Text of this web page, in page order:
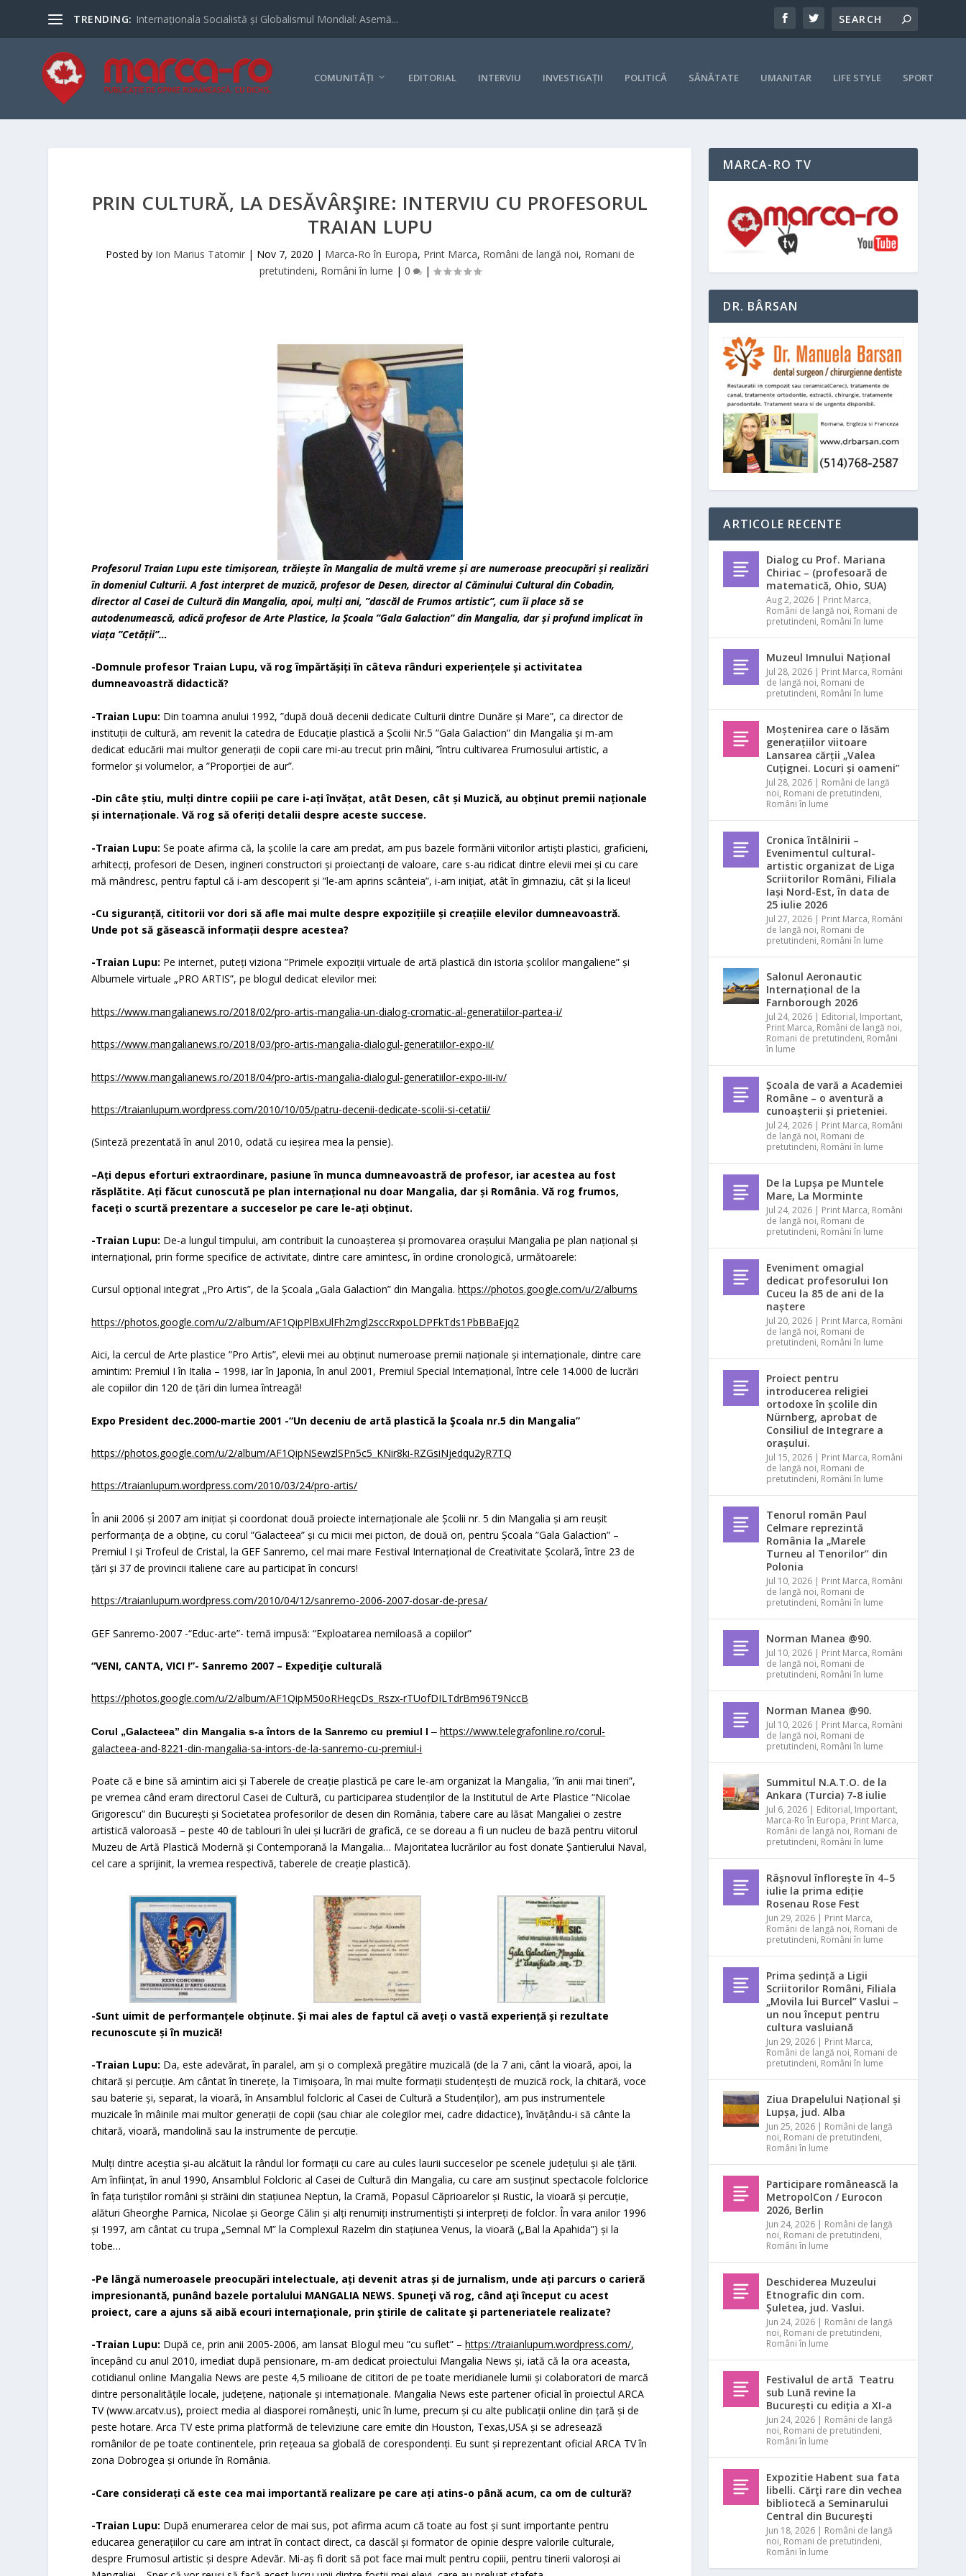
TRENDING: Internaționala Socialistă și Globalismul Mondial: Asemă...
COMUNITĂȚI EDITORIAL INTERVIU INVESTIGAȚII POLITICĂ SĂNĂTATE UMANITAR LIFE STYLE SPORT
PRIN CULTURĂ, LA DESĂVÂRŞIRE: INTERVIU CU PROFESORUL
TRAIAN LUPU
Posted by Ion Marius Tatomir| Nov 7, 2020 | Marca-Ro în Europa, Print Marca, Români de langă noi, Romani de
pretutindeni, Români în lume | 0 |
Profesorul Traian Lupu este timişorean, trăieşte în Mangalia de multă vreme şi are numeroase preocupări şi realizări
în domeniul Culturii. A fost interpret de muzică, profesor de Desen, director al Căminului Cultural din Cobadin,
director al Casei de Cultură din Mangalia, apoi, mulți ani, ”dascăl de Frumos artistic”, cum îi place să se
autodenumească, adică profesor de Arte Plastice, la Școala ”Gala Galaction” din Mangalia, dar și profund implicat în
viața ”Cetății”…
-Domnule profesor Traian Lupu, vă rog împărtăşiţi în câteva rânduri experienţele şi activitatea
dumneavoastră didactică?
-Traian Lupu: Din toamna anului 1992, ”după două decenii dedicate Culturii dintre Dunăre și Mare”, ca director de
instituții de cultură, am revenit la catedra de Educație plastică a Școlii Nr.5 ”Gala Galaction” din Mangalia și m-am
dedicat educării mai multor generații de copii care mi-au trecut prin mâini,”întru cultivarea Frumosului artistic, a
formelor și volumelor, a ”Proporției de aur”.
-Din câte ştiu, mulţi dintre copiii pe care i-aţi învăţat, atât Desen, cât şi Muzică, au obţinut premii naţionale
şi internaţionale. Vă rog să oferiţi detalii despre aceste succese.
-Traian Lupu:Se poate afirma că, la școlile la care am predat, am pus bazele formării viitorilor artiști plastici, graficieni,
arhitecți, profesori de Desen, ingineri constructori și proiectanți de valoare, care s-au ridicat dintre elevii mei și cu care
mă mândresc, pentru faptul că i-am descoperit și”le-am aprins scânteia”, i-am inițiat, atât în gimnaziu, cât și la liceu!
-Cu siguranţă, cititorii vor dori să afle mai multe despre expoziţiile şi creaţiile elevilor dumneavoastră.
Unde pot să găsească informaţii despre acestea?
-Traian Lupu: Pe internet, puteţi viziona”Primele expoziţii virtuale de artă plastică din istoria şcolilor mangaliene” şi
Albumele virtuale „PRO ARTIS”, pe blogul dedicat elevilor mei:
https://www.mangalianews.ro/2018/02/pro-artis-mangalia-un-dialog-cromatic-al-generatiilor-partea-i/
https://www.mangalianews.ro/2018/03/pro-artis-mangalia-dialogul-generatiilor-expo-ii/
https://www.mangalianews.ro/2018/04/pro-artis-mangalia-dialogul-generatiilor-expo-iii-iv/
https://traianlupum.wordpress.com/2010/10/05/patru-decenii-dedicate-scolii-si-cetatii/
(Sinteză prezentată în anul 2010, odată cu ieșirea mea la pensie).
–Aţi depus eforturi extraordinare, pasiune în munca dumneavoastră de profesor, iar acestea au fost
răsplătite. Aţi făcut cunoscută pe plan internaţional nu doar Mangalia, dar şi România. Vă rog frumos,
faceţi o scurtă prezentare a succeselor pe care le-aţi obţinut.
-Traian Lupu: De-a lungul timpului, am contribuit la cunoaşterea și promovarea orașului Mangalia pe plan național și
internaţional, prin forme specifice de activitate, dintre care amintesc, în ordine cronologică, următoarele:
Cursul opţional integrat „Pro Artis”, de la Şcoala „Gala Galaction” din Mangalia.https://photos.google.com/u/2/albums
https://photos.google.com/u/2/album/AF1QipPlBxUlFh2mgl2sccRxpoLDPFkTds1PbBBaEjq2
Aici, la cercul de Arte plastice ”Pro Artis”, elevii mei au obţinut numeroase premii naționale și internaționale, dintre care
amintim: Premiul I în Italia – 1998, iar în Japonia,în anul 2001, Premiul Special Internaţional,între cele 14.000 de lucrări
ale copiilor din 120 de ţări din lumea întreagă!
Expo President dec.2000-martie 2001 -“Un deceniu de artă plastică la Şcoala nr.5 din Mangalia”
https://photos.google.com/u/2/album/AF1QipNSewzlSPn5c5_KNir8ki-RZGsiNjedqu2yR7TQ
https://traianlupum.wordpress.com/2010/03/24/pro-artis/
În anii 2006 şi 2007 am iniţiat şi coordonatdouă proiecte internaţionale ale Şcolii nr. 5 din Mangalia şi am reuşit
performanţa de a obţine, cu corul ”Galacteea” și cu micii mei pictori, de două ori, pentru Școala ”Gala Galaction” –
Premiul I şi Trofeul de Cristal, la GEF Sanremo,cel mai mare Festival Internaţional de Creativitate Şcolară, între 23 de
ţări şi 37 de provincii italiene care au participat în concurs!
https://traianlupum.wordpress.com/2010/04/12/sanremo-2006-2007-dosar-de-presa/
GEF Sanremo-2007 -“Educ-arte”- temă impusă: “Exploatarea nemiloasă a copiilor”
“VENI, CANTA, VICI !”- Sanremo 2007 – Expediţie culturală
https://photos.google.com/u/2/album/AF1QipM50oRHeqcDs_Rszx-rTUofDILTdrBm96T9NccB
Corul „Galacteea” din Mangalia s-a întors de la Sanremo cu premiul I – https://www.telegrafonline.ro/corul-
galacteea-and-8221-din-mangalia-sa-intors-de-la-sanremo-cu-premiul-i
Poate că e bine să amintim aici şi Taberele de creaţie plastică pe care le-am organizat la Mangalia, ”în anii mai tineri”,
pe vremea când eram directorul Casei de Cultură, cu participarea studenţilor de la Institutul de Arte Plastice “Nicolae
Grigorescu” din Bucureşti şi Societatea profesorilor de desen din România,tabere care au lăsat Mangaliei o zestre
artistică valoroasă –peste 40 de tablouri în ulei şi lucrări de grafică, ce se doreau a fi un nucleu de bază pentru viitorul
Muzeu de Artă Plastică Modernă şi Contemporanăla Mangalia… Majoritatea lucrărilor au fost donate Șantierului Naval,
cel care a sprijinit, la vremea respectivă, taberele de creație plastică).
-Sunt uimit de performanţele obţinute. Şi mai ales de faptul că aveţi o vastă experienţă şi rezultate
recunoscute şi în muzică!
-Traian Lupu: Da, este adevărat, în paralel, am şi o complexă pregătire muzicală (de la 7 ani, cânt la vioară, apoi, la
chitară și percuție. Am cântat în tinereţe, la Timişoara, în mai multe formaţii studenţeşti de muzică rock, la chitară, voce
sau baterie şi, separat, la vioară, în Ansamblul folcloric al Casei de Cultură a Studenţilor),am pus instrumentele
muzicale în mâinile mai multor generaţii de copii (sau chiar ale colegilor mei, cadre didactice), învăţându-i să cânte la
chitară, vioară, mandolină sau la instrumente de percuţie.
Mulţi dintre aceştia şi-au alcătuit la rândul lor formaţii cu care au cules laurii succeselor pe scenele judeţului şi ale ţării.
Am înfiinţat, în anul 1990, Ansamblul Folcloric al Casei de Cultură din Mangalia, cu care am susţinut spectacole folclorice
în faţa turiştilor români şi străini din stațiunea Neptun, la Cramă, Popasul Căprioarelor şi Rustic, la vioară şi percuție,
alături Gheorghe Parnica, Nicolae şi George Călin şi alţi renumiţi instrumentişti şi interpreţi de folclor. În vara anilor 1996
şi 1997, am cântat cu trupa „Semnal M” la Complexul Razelm din staţiunea Venus, la vioară („Bal la Apahida”) şi la
tobe…
-Pe lângă numeroasele preocupări intelectuale, aţi devenit atras şi de jurnalism, unde aţi parcurs o carieră
impresionantă, punând bazele portalului MANGALIA NEWS. Spuneţi vă rog, când aţi început cu acest
proiect, care a ajuns să aibă ecouri internaţionale, prin ştirile de calitate şi parteneriatele realizate?
-Traian Lupu: După ce, prin anii 2005-2006, am lansat Blogul meu ”cu suflet” –https://traianlupum.wordpress.com/,
începând cu anul 2010, imediat după pensionare, m-am dedicat proiectului Mangalia News și, iată că la ora aceasta,
cotidianul online Mangalia News are peste 4,5 milioane de cititori de pe toate meridianele lumii și colaboratori de marcă
dintre personalitățile locale, județene, naționale și internaționale. Mangalia News este partener oficial în proiectul ARCA
TV (www.arcatv.us), proiect media al diasporei românești, unic în lume, precum și cu alte publicații online din țară și de
peste hotare. Arca TV este prima platformă de televiziune care emite din Houston, Texas,USA și se adresează
românilor de pe toate continentele, prin rețeaua sa globală de corespondenți. Eu sunt și reprezentant oficial ARCA TV în
zona Dobrogea și oriunde în România.
-Care consideraţi că este cea mai importantă realizare pe care aţi atins-o până acum, ca om de cultură?
-Traian Lupu: După enumerarea celor de mai sus, pot afirma acum că toate au fost și sunt importante pentru
educarea generațiilor cu care am intrat în contact direct, ca dascăl și formator de opinie despre valorile culturale,
despre Frumosul artistic și despre Adevăr. Mi-aș fi dorit să pot face mai mult pentru copiii, pentru tinerii valoroși ai
MARCA-RO TV
DR. BÂRSAN
ARTICOLE RECENTE
Dialog cu Prof. Mariana
Chiriac – (profesoară de
matematică, Ohio, SUA)
Aug 2, 2026 | Print Marca,
Români de langă noi, Romani de
pretutindeni, Români în lume
Muzeul Imnului Național
Jul 28, 2026 | Print Marca, Români
de langă noi, Romani de
pretutindeni, Români în lume
Moștenirea care o lăsăm
generațiilor viitoare
Lansarea cărții „Valea
Cuțignei. Locuri și oameni”
Jul 28, 2026 | Români de langă
noi, Romani de pretutindeni,
Români în lume
Cronica întâlnirii –
Evenimentul cultural-
artistic organizat de Liga
Scriitorilor Români, Filiala
Iași Nord-Est, în data de
25 iulie 2026
Jul 27, 2026 | Print Marca, Români
de langă noi, Romani de
pretutindeni, Români în lume
Salonul Aeronautic
Internațional de la
Farnborough 2026
Jul 24, 2026 | Editorial, Important,
Print Marca, Români de langă noi,
Romani de pretutindeni, Români
în lume
Școala de vară a Academiei
Române – o aventură a
cunoașterii și prieteniei.
Jul 24, 2026 | Print Marca, Români
de langă noi, Romani de
pretutindeni, Români în lume
De la Lupșa pe Muntele
Mare, La Morminte
Jul 24, 2026 | Print Marca, Români
de langă noi, Romani de
pretutindeni, Români în lume
Eveniment omagial
dedicat profesorului Ion
Cuceu la 85 de ani de la
naștere
Jul 20, 2026 | Print Marca, Români
de langă noi, Romani de
pretutindeni, Români în lume
Proiect pentru
introducerea religiei
ortodoxe în școlile din
Nürnberg, aprobat de
Consiliul de Integrare a
orașului.
Jul 15, 2026 | Print Marca, Români
de langă noi, Romani de
pretutindeni, Români în lume
Tenorul român Paul
Celmare reprezintă
România la „Marele
Turneu al Tenorilor” din
Polonia
Jul 10, 2026 | Print Marca, Români
de langă noi, Romani de
pretutindeni, Români în lume
Norman Manea @90.
Jul 10, 2026 | Print Marca, Români
de langă noi, Romani de
pretutindeni, Români în lume
Norman Manea @90.
Jul 10, 2026 | Print Marca, Români
de langă noi, Romani de
pretutindeni, Români în lume
Summitul N.A.T.O. de la
Ankara (Turcia) 7-8 iulie
Jul 6, 2026 | Editorial, Important,
Marca-Ro în Europa, Print Marca,
Români de langă noi, Romani de
pretutindeni, Români în lume
Râșnovul înflorește în 4–5
iulie la prima ediție
Rosenau Rose Fest
Jun 29, 2026 | Print Marca,
Români de langă noi, Romani de
pretutindeni, Români în lume
Prima ședință a Ligii
Scriitorilor Români, Filiala
„Movila lui Burcel” Vaslui –
un nou început pentru
cultura vasluiană
Jun 29, 2026 | Print Marca,
Români de langă noi, Romani de
pretutindeni, Români în lume
Ziua Drapelului Național și
Lupșa, jud. Alba
Jun 25, 2026 | Români de langă
noi, Romani de pretutindeni,
Români în lume
Participare românească la
MetropolCon / Eurocon
2026, Berlin
Jun 24, 2026 | Români de langă
noi, Romani de pretutindeni,
Români în lume
Deschiderea Muzeului
Etnografic din com.
Șuletea, jud. Vaslui.
Jun 24, 2026 | Români de langă
noi, Romani de pretutindeni,
Români în lume
Festivalul de artă Teatru
sub Lună revine la
București cu ediția a XI-a
Jun 24, 2026 | Români de langă
noi, Romani de pretutindeni,
Români în lume
Expozitie Habent sua fata
libelli. Cărţi rare din vechea
bibliotecă a Seminarului
Central din Bucureşti
Jun 18, 2026 | Români de langă
noi, Romani de pretutindeni,
Români în lume